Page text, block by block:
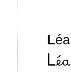
Léa
Léa